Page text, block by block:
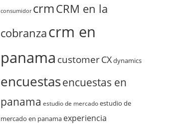
consumidor crmCRM en la
cobranzacrm en
panama customerCXdynamics
encuestasencuestas en
panama estudio de mercadoestudio de
mercado en panama experiencia